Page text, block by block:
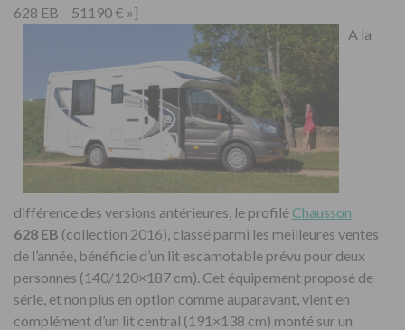
628 EB – 51190 € »]
A la
différence des versions antérieures, le profilé Chausson
628 EB (collection 2016), classé parmi les meilleures ventes
de l’année, bénéficie d’un lit escamotable prévu pour deux
personnes (140/120×187 cm). Cet équipement proposé de
série, et non plus en option comme auparavant, vient en
complément d’un lit central (191×138 cm) monté sur un